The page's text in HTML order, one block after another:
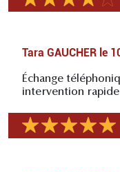
Tara GAUCHER le
Échange
intervention rapide